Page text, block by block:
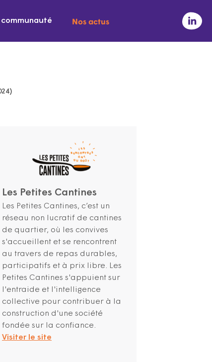
communauté Nos actus
Les Petites Cantines
Les Petites Cantines, c’est un
réseau non lucratif de cantines
de quartier, où les convives
s'accueillent et se rencontrent
au travers de repas durables,
participatifs et à prix libre. Les
Petites Cantines s'appuient sur
l'entraide et l'intelligence
collective pour contribuer à la
construction d'une société
fondée sur la confiance.
Visiter le site